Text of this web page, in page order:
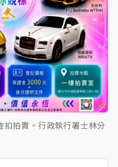
拍賣。行政執行署士林分